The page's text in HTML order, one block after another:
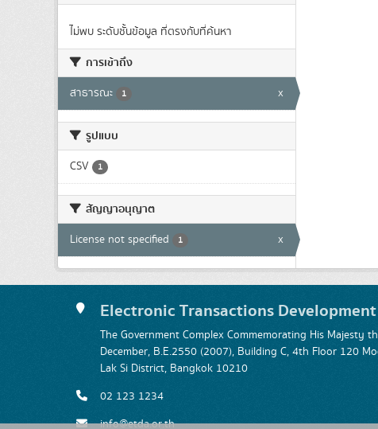
ไม่พบ ระดับชั้นข้อมูล ที่ตรงกับที่ค้นหา
การเข้าถึง
สาธารณะ 1 x
รูปแบบ
CSV 1
สัญญาอนุญาต
License not specified 1 x
Electronic Transactions
The Government Complex Commemorating His Majesty
December, B.E.2550 (2007), Building C, 4th Floor 120
Lak Si District, Bangkok 10210
02 123 1234
info@etda.or.th